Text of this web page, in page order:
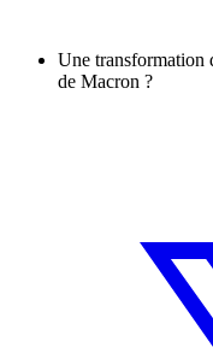
Une transformation
de Macron ?